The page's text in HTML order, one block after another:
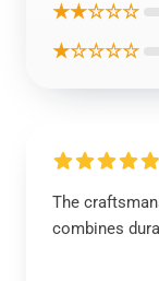
★★☆☆☆
★☆☆☆☆
The
combines